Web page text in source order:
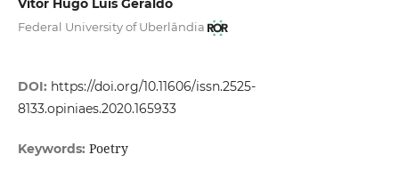
Vitor Hugo Luís Geraldo
Federal University of Uberlândia
DOI: https://doi.org/10.11606/issn.2525-
8133.opiniaes.2020.165933
Keywords: Poetry